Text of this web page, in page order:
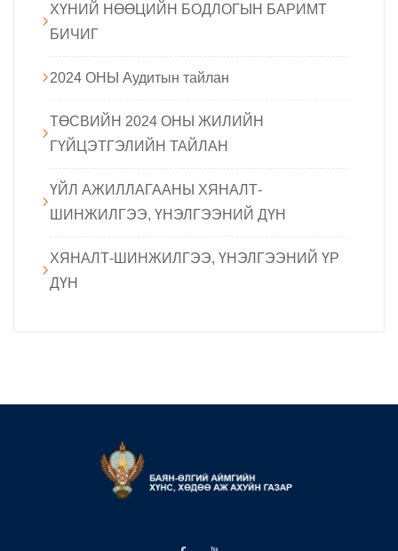
ХҮНИЙ НӨӨЦИЙН БОДЛОГЫН БАРИМТ
БИЧИГ
2024 ОНЫ Аудитын тайлан
ТӨСВИЙН 2024 ОНЫ ЖИЛИЙН
ГҮЙЦЭТГЭЛИЙН ТАЙЛАН
ҮЙЛ АЖИЛЛАГААНЫ ХЯНАЛТ-
ШИНЖИЛГЭЭ, ҮНЭЛГЭЭНИЙ ДҮН
ХЯНАЛТ-ШИНЖИЛГЭЭ, ҮНЭЛГЭЭНИЙ ҮР
ДҮН